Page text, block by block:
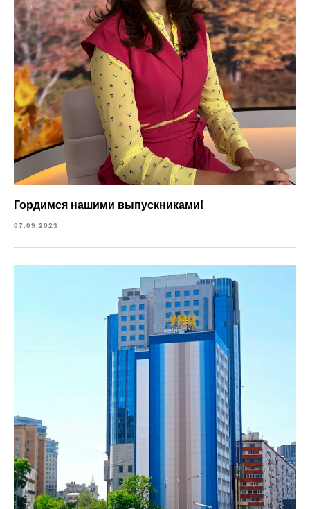
Гордимся нашими выпускниками!
07.09.2023